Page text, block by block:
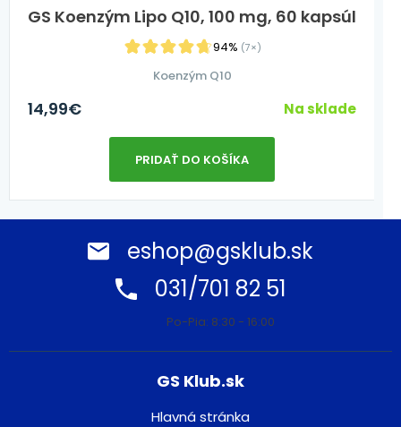
GS Koenzým Lipo Q10, 100 mg, 60 kapsúl
94% (7×)
Koenzým Q10
14,99€ Na sklade
PRIDAŤ DO KOŠÍKA
eshop@gsklub.sk
031/701 82 51
Po-Pia: 8:30 - 16:00
GS Klub.sk
Hlavná stránka